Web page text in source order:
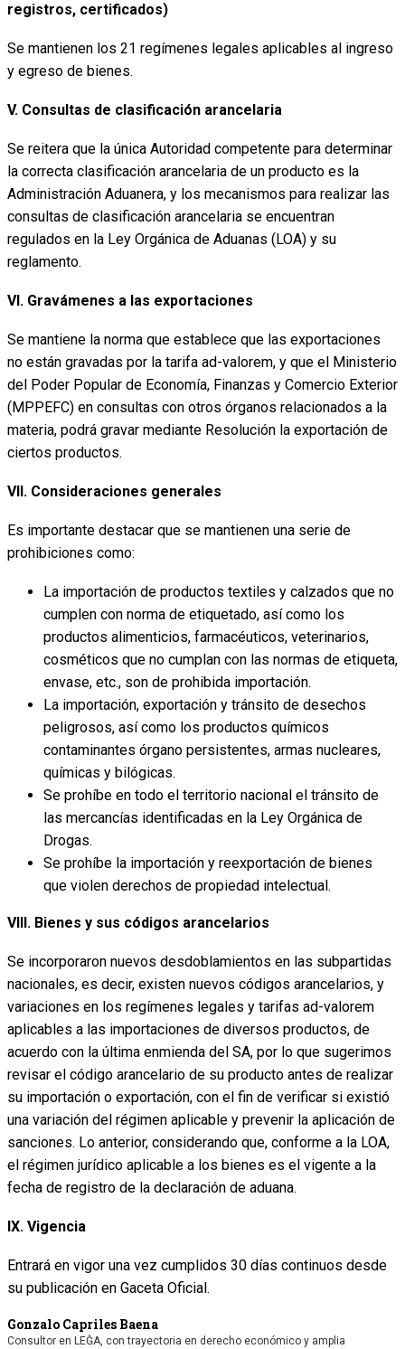
registros, certificados)
Se mantienen los 21 regímenes legales aplicables al ingreso
y egreso de bienes.
V. Consultas de clasificación arancelaria
Se reitera que la única Autoridad competente para determinar
la correcta clasificación arancelaria de un producto es la
Administración Aduanera, y los mecanismos para realizar las
consultas de clasificación arancelaria se encuentran
regulados en la Ley Orgánica de Aduanas (LOA) y su
reglamento.
VI. Gravámenes a las exportaciones
Se mantiene la norma que establece que las exportaciones
no están gravadas por la tarifa ad-valorem, y que el Ministerio
del Poder Popular de Economía, Finanzas y Comercio Exterior
(MPPEFC) en consultas con otros órganos relacionados a la
materia, podrá gravar mediante Resolución la exportación de
ciertos productos.
VII. Consideraciones generales
Es importante destacar que se mantienen una serie de
prohibiciones como:
La importación de productos textiles y calzados que no
cumplen con norma de etiquetado, así como los
productos alimenticios, farmacéuticos, veterinarios,
cosméticos que no cumplan con las normas de etiqueta,
envase, etc., son de prohibida importación.
La importación, exportación y tránsito de desechos
peligrosos, así como los productos químicos
contaminantes órgano persistentes, armas nucleares,
químicas y bilógicas.
Se prohíbe en todo el territorio nacional el tránsito de
las mercancías identificadas en la Ley Orgánica de
Drogas.
Se prohíbe la importación y reexportación de bienes
que violen derechos de propiedad intelectual.
VIII. Bienes y sus códigos arancelarios
Se incorporaron nuevos desdoblamientos en las subpartidas
nacionales, es decir, existen nuevos códigos arancelarios, y
variaciones en los regímenes legales y tarifas ad-valorem
aplicables a las importaciones de diversos productos, de
acuerdo con la última enmienda del SA, por lo que sugerimos
revisar el código arancelario de su producto antes de realizar
su importación o exportación, con el fin de verificar si existió
una variación del régimen aplicable y prevenir la aplicación de
sanciones. Lo anterior, considerando que, conforme a la LOA,
el régimen jurídico aplicable a los bienes es el vigente a la
fecha de registro de la declaración de aduana.
IX. Vigencia
Entrará en vigor una vez cumplidos 30 días continuos desde
su publicación en Gaceta Oficial.
Gonzalo Capriles Baena
Consultor en LEĜA, con trayectoria en derecho económico y amplia